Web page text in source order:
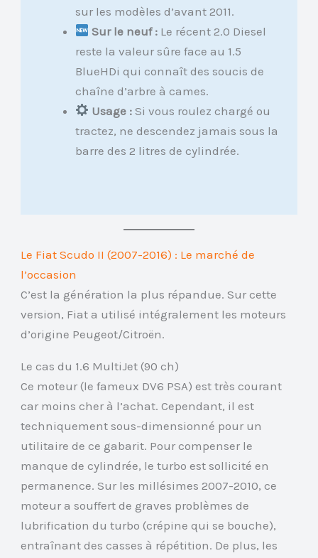
sur les modèles d’avant 2011.
Sur le neuf : Le récent 2.0 Diesel
reste la valeur sûre face au 1.5
BlueHDi qui connaît des soucis de
chaîne d’arbre à cames.
Usage : Si vous roulez chargé ou
tractez, ne descendez jamais sous la
barre des 2 litres de cylindrée.
Le Fiat Scudo II (2007-2016) : Le marché de
l’occasion
C’est la génération la plus répandue. Sur cette
version, Fiat a utilisé intégralement les moteurs
d’origine Peugeot/Citroën.
Le cas du 1.6 MultiJet (90 ch)
Ce moteur (le fameux DV6 PSA) est très courant
car moins cher à l’achat. Cependant, il est
techniquement sous-dimensionné pour un
utilitaire de ce gabarit. Pour compenser le
manque de cylindrée, le turbo est sollicité en
permanence. Sur les millésimes 2007-2010, ce
moteur a souffert de graves problèmes de
lubrification du turbo (crépine qui se bouche),
entraînant des casses à répétition. De plus, les